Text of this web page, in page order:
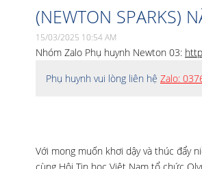
(NEWTON SPARKS)
15/03/2025 10:54 AM
Nhóm Zalo Phụ huynh Newton 03:
Phụ huynh vui lòng liên hệ Zalo:
Với mong muốn khơi dậy và thúc đẩy